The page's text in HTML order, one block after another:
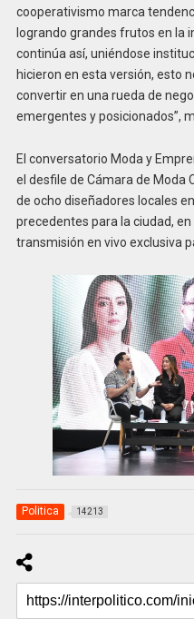
cooperativismo marca
logrando grandes frutos en la
continúa así, uniéndose
hicieron en esta versión, esto
convertir en una rueda de
emergentes y posicionados”,
El conversatorio Moda y
el desfile de Cámara de Moda
de ocho diseñadores locales
precedentes para la ciudad,
transmisión en vivo exclusiva
Politica 14213